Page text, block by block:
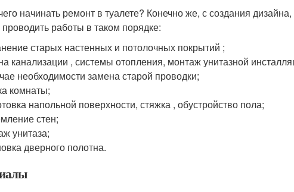
начинать ремонт в туалете? Конечно же, с создания
проводить работы в таком порядке:
старых настенных и потолочных покрытий ;
канализации , системы отопления, монтаж унитазной
необходимости замена старой проводки;
комнаты;
напольной поверхности, стяжка , обустройство пола;
стен;
унитаза;
дверного полотна.